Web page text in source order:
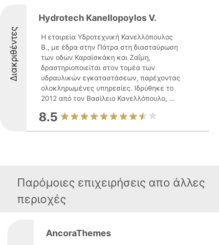
Διακριθέντες
Hydrotech Kanellopoylos V.
Η εταιρεία Υδροτεχνική Κανελλόπουλος
Β., με έδρα στην Πάτρα στη διασταύρωση
των οδών Καραϊσκάκη και Ζαΐμη,
δραστηριοποιείται στον τομέα των
υδραυλικών εγκαταστάσεων, παρέχοντας
ολοκληρωμένες υπηρεσίες. Ιδρύθηκε το
2012 από τον Βασίλειο Κανελλόπουλο, ...
8.5
Παρόμοιες επιχειρήσεις απο άλλες
περιοχές
AncoraThemes